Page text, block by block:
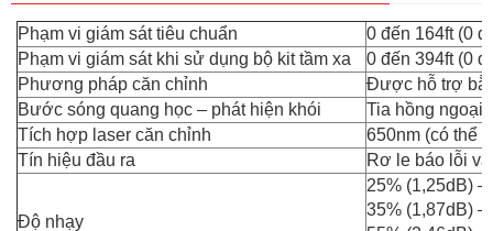
Phạm vi giám sát tiêu chuẩn
0 đến 164ft (0
Phạm vi giám sát khi sử dụng bộ kit tầm xa
0 đến 394ft (0
Phương pháp căn chỉnh
Được hỗ trợ
Bước sóng quang học – phát hiện khói
Tia hồng ngoại
Tích hợp laser căn chỉnh
650nm (có thể
Tín hiệu đầu ra
Rơ le báo lỗi
Độ nhạy
25% (1,25dB)
35% (1,87dB)